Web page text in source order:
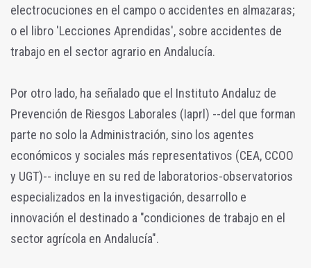
electrocuciones en el campo o accidentes en almazaras;
o el libro 'Lecciones Aprendidas', sobre accidentes de
trabajo en el sector agrario en Andalucía.
Por otro lado, ha señalado que el Instituto Andaluz de
Prevención de Riesgos Laborales (Iaprl) --del que forman
parte no solo la Administración, sino los agentes
económicos y sociales más representativos (CEA, CCOO
y UGT)-- incluye en su red de laboratorios-observatorios
especializados en la investigación, desarrollo e
innovación el destinado a "condiciones de trabajo en el
sector agrícola en Andalucía".